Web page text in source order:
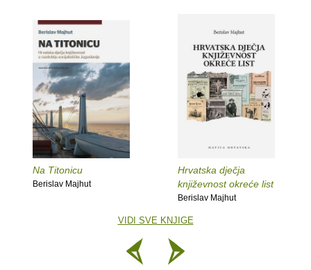
Na Titonicu
Berislav Majhut
Hrvatska dječja
književnost okreće list
Berislav Majhut
VIDI SVE KNJIGE